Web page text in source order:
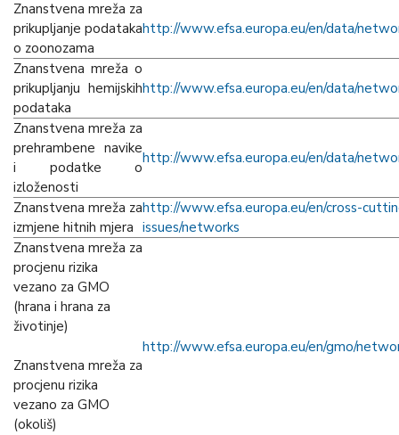
Znanstvena mreža za
prikupljanje podataka
o zoonozama
http://www.efsa.europa.eu/en/data/
Znanstvena mreža o
prikupljanju hemijskih
podataka
http://www.efsa.europa.eu/en/data/
Znanstvena mreža za
prehrambene navike
i podatke o
izloženosti
http://www.efsa.europa.eu/en/data/
Znanstvena mreža za
izmjene hitnih mjera
http://www.efsa.europa.eu/en/cross-
issues/networks
Znanstvena mreža za
procjenu rizika
vezano za GMO
(hrana i hrana za
životinje)
Znanstvena mreža za
procjenu rizika
vezano za GMO
(okoliš)
http://www.efsa.europa.eu/en/gmo/